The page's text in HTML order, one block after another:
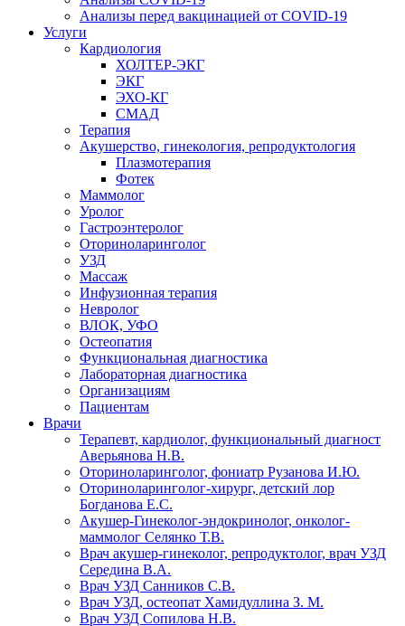
Анализы перед вакцинацией от COVID-19
Услуги
Кардиология
ХОЛТЕР-ЭКГ
ЭКГ
ЭХО-КГ
СМАД
Терапия
Акушерство, гинекология, репродуктология
Плазмотерапия
Фотек
Маммолог
Уролог
Гастроэнтеролог
Оториноларинголог
УЗД
Массаж
Инфузионная терапия
Невролог
ВЛОК, УФО
Остеопатия
Функциональная диагностика
Лабораторная диагностика
Организациям
Пациентам
Врачи
Терапевт, кардиолог, функциональный диагност
Аверьянова Н.В.
Оториноларинголог, фониатр Рузанова И.Ю.
Оториноларинголог-хирург, детский лор
Богданова Е.С.
Акушер-Гинеколог-эндокринолог, онколог-
маммолог Селянко Т.В.
Врач акушер-гинеколог, репродуктолог, врач УЗД
Середина В.А.
Врач УЗД Санников С.В.
Врач УЗД, остеопат Хамидуллина З. М.
Врач УЗД Сопилова Н.В.